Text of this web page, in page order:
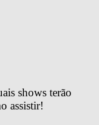
shows terão
assistir!